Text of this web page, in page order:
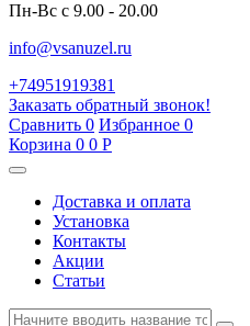
Пн-Вс с 9.00 - 20.00
info@vsanuzel.ru
+74951919381
Заказать обратный звонок!
Сравнить 0 Избранное 0
Корзина 0 0 Р
Доставка и оплата
Установка
Контакты
Акции
Статьи